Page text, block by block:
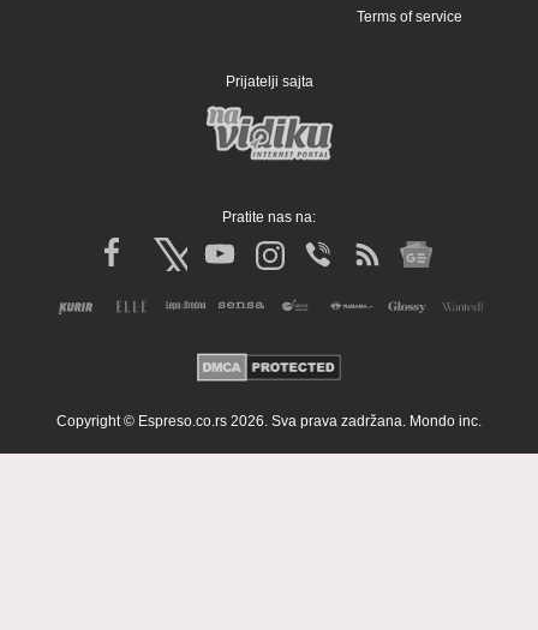
Terms of service
Prijatelji sajta
Pratite nas na:
Copyright © Espreso.co.rs 2026. Sva prava zadržana. Mondo inc.